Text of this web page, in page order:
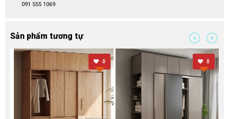
091 555 1069
Sản phẩm tương tự
0 0